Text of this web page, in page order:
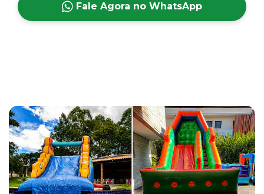
Fale Agora no WhatsApp